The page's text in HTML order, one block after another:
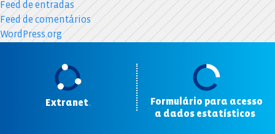
Feed de entradas
Feed de comentários
WordPress.org
Extranet.
Formulário para acesso
a dados estatísticos